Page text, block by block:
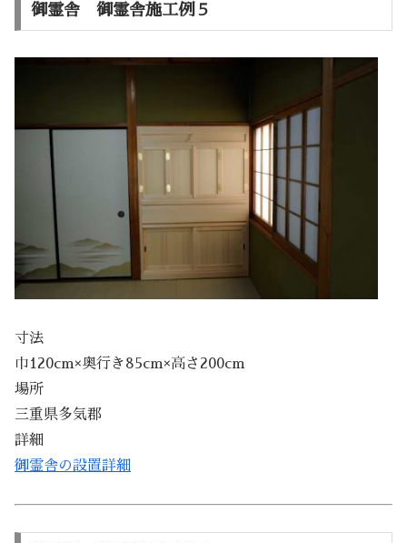
御霊舎 御霊舎施工例５
寸法
巾120cm×奥行き85cm×高さ200cm
場所
三重県多気郡
詳細
御霊舎の設置詳細